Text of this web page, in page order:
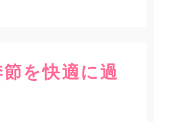
を快適に過